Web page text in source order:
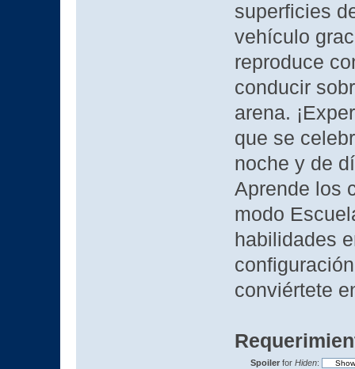
superficies
vehículo
reproduce
conducir
arena.
que se
noche y de
Aprende los
modo
habilidades
conviértete
Spoilerfor Hiden: